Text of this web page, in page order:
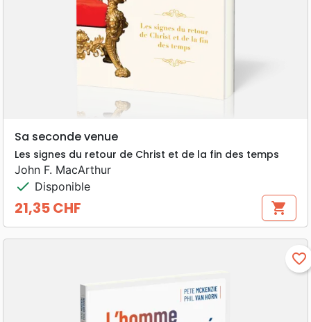
Sa seconde venue
Les signes du retour de Christ et de la fin des temps
John F. MacArthur
check Disponible
Prix
21,35 CHF shopping_cart
favorite_border